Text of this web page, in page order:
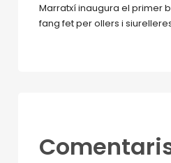
Marratxí inaugura el primer
fang fet per ollers i